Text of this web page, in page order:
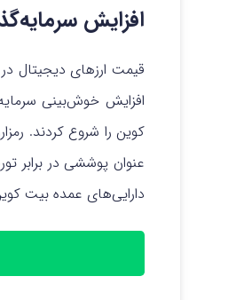
افزایش
افزایش خوش‌بینی
کوین را شروع کردند.
دارایی‌های عمده بیت